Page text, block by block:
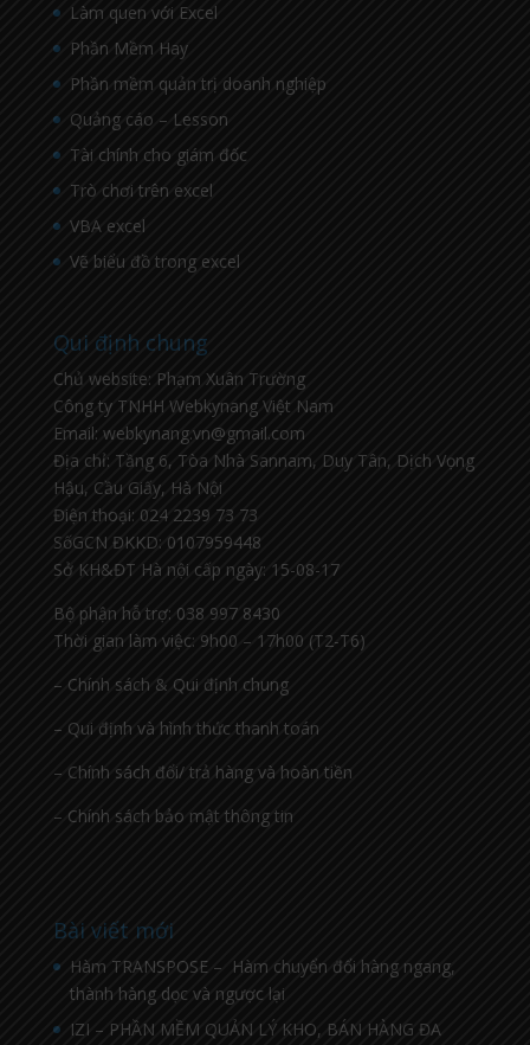
Làm quen với Excel
Phần Mềm Hay
Phần mềm quản trị doanh nghiệp
Quảng cáo – Lesson
Tài chính cho giám đốc
Trò chơi trên excel
VBA excel
Vẽ biểu đồ trong excel
Qui định chung
Chủ website: Phạm Xuân Trường
Công ty TNHH Webkynang Việt Nam
Email: webkynang.vn@gmail.com
Địa chỉ: Tầng 6, Tòa Nhà Sannam, Duy Tân, Dịch Vọng
Hậu, Cầu Giấy, Hà Nội
Điện thoại: 024 2239 73 73
SốGCN ĐKKD: 0107959448
Sở KH&ĐT Hà nội cấp ngày: 15-08-17
Bộ phận hỗ trợ: 038 997 8430
Thời gian làm việc: 9h00 – 17h00 (T2-T6)
– Chính sách & Qui định chung
– Qui định và hình thức thanh toán
– Chính sách đổi/ trả hàng và hoàn tiền
– Chính sách bảo mật thông tin
Bài viết mới
Hàm TRANSPOSE – Hàm chuyển đổi hàng ngang,
thành hàng dọc và ngược lại
IZI – PHẦN MỀM QUẢN LÝ KHO, BÁN HÀNG ĐA